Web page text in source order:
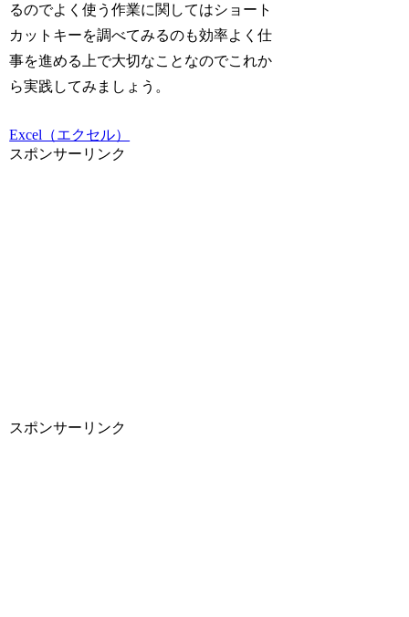
るのでよく使う作業に関してはショート
カットキーを調べてみるのも効率よく仕
事を進める上で大切なことなのでこれか
ら実践してみましょう。
Excel（エクセル）
スポンサーリンク
スポンサーリンク